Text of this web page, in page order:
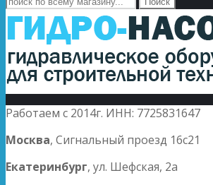
Работаем с 2014г. ИНН: 7725831647
Москва, Сигнальный проезд 16с21
Екатеринбург, ул. Шефская, 2а